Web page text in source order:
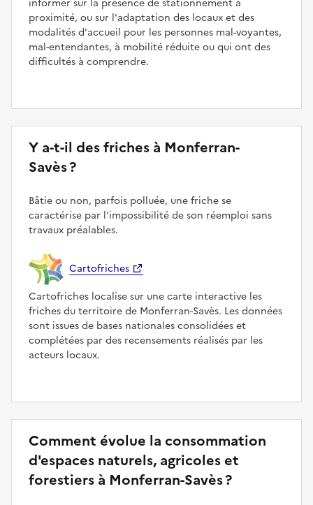
proximité, ou sur l'adaptation des locaux et des
modalités d'accueil pour les personnes mal-voyantes,
mal-entendantes, à mobilité réduite ou qui ont des
difficultés à comprendre.
Y a-t-il des friches à Monferran-
Savès ?
Bâtie ou non, parfois polluée, une friche se
caractérise par l'impossibilité de son réemploi sans
travaux préalables.
Cartofriches
Cartofriches localise sur une carte interactive les
friches du territoire de Monferran-Savès. Les données
sont issues de bases nationales consolidées et
complétées par des recensements réalisés par les
acteurs locaux.
Comment évolue la consommation
d'espaces naturels, agricoles et
forestiers à Monferran-Savès ?